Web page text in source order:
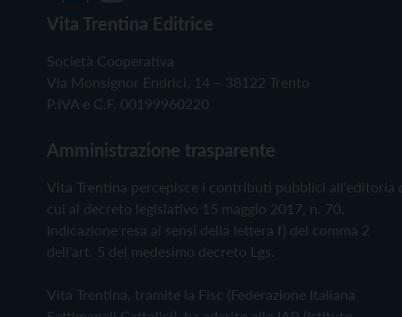
Vita Trentina Editrice
Società Cooperativa
Via Monsignor Endrici, 14 – 38122 Trento
P.IVA e C.F. 00199960220
Amministrazione trasparente
Vita Trentina percepisce i contributi pubblici all'editoria
cui al decreto legislativo 15 maggio 2017, n. 70.
Indicazione resa ai sensi della lettera f) del comma 2
dell'art. 5 del medesimo decreto Lgs.
Vita Trentina, tramite la Fisc (Federazione Italiana